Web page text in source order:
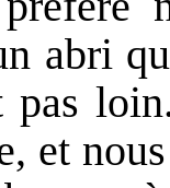
abri
et